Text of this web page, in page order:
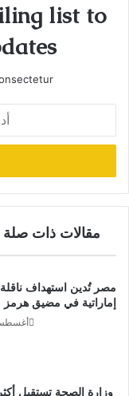
list to
الإلكتروني
مقالات ذات صلة
مصر تُدين استهداف
إماراتية في مضيق هرمز
أغسطس 8,